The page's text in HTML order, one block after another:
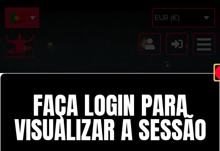
EUR (€)
FAÇA LOGIN PARA
VISUALIZAR A SESSÃO